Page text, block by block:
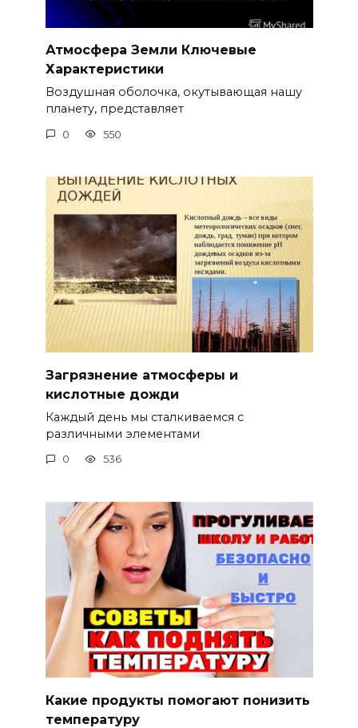
Атмосфера Земли Ключевые
Характеристики
Воздушная оболочка, окутывающая нашу
планету, представляет
0 550
Загрязнение атмосферы и
кислотные дожди
Каждый день мы сталкиваемся с
различными элементами
0 536
Какие продукты помогают понизить
температуру